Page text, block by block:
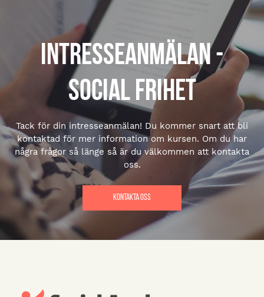
Intresseanmälan -
Social Frihet
Tack för din intresseanmälan! Du kommer snart att bli
kontaktad för mer information om kursen. Om du har
några frågor så länge så är du välkommen att kontakta
oss.
Kontakta oss